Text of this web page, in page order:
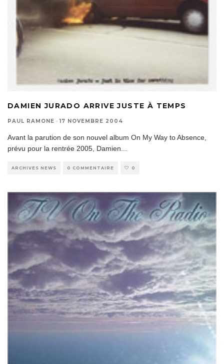
DAMIEN JURADO ARRIVE JUSTE À TEMPS
PAUL RAMONE · 17 NOVEMBRE 2004
Avant la parution de son nouvel album On My Way to Absence,
prévu pour la rentrée 2005, Damien...
ARCHIVES NEWS 0 COMMENTAIRE 0